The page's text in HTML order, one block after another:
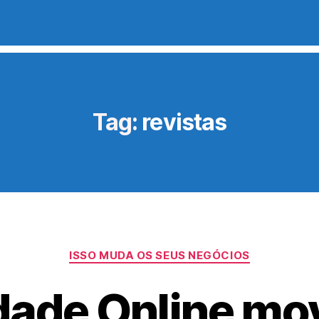
Tag: revistas
Categorias
ISSO MUDA OS SEUS NEGÓCIOS